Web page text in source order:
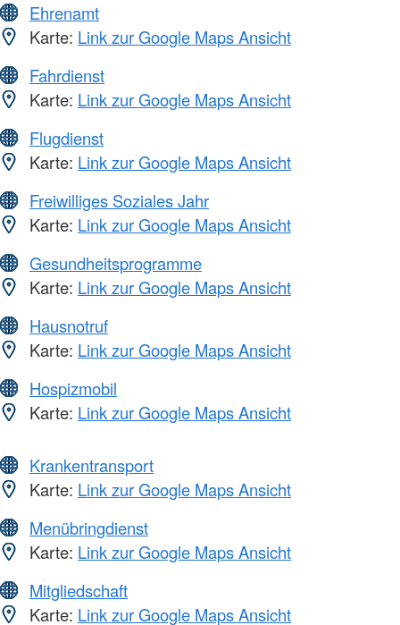
Ehrenamt
Karte: Link zur Google Maps Ansicht
Fahrdienst
Karte: Link zur Google Maps Ansicht
Flugdienst
Karte: Link zur Google Maps Ansicht
Freiwilliges Soziales Jahr
Karte: Link zur Google Maps Ansicht
Gesundheitsprogramme
Karte: Link zur Google Maps Ansicht
Hausnotruf
Karte: Link zur Google Maps Ansicht
Hospizmobil
Karte: Link zur Google Maps Ansicht
Krankentransport
Karte: Link zur Google Maps Ansicht
Menübringdienst
Karte: Link zur Google Maps Ansicht
Mitgliedschaft
Karte: Link zur Google Maps Ansicht